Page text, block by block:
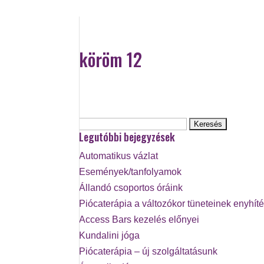
köröm 12
Legutóbbi bejegyzések
Automatikus vázlat
Események/tanfolyamok
Állandó csoportos óráink
Piócaterápia a változókor tüneteinek
Access Bars kezelés előnyei
Kundalini jóga
Piócaterápia – új szolgáltatásunk